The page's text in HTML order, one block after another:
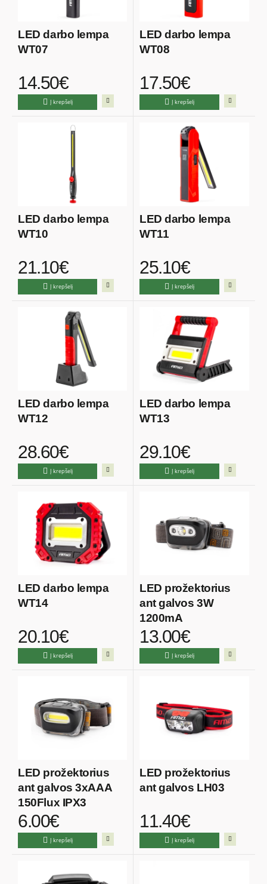
LED darbo lempa
WT07
14.50€
Į krepšelį
LED darbo lempa
WT08
17.50€
Į krepšelį
LED darbo lempa
WT10
21.10€
Į krepšelį
LED darbo lempa
WT11
25.10€
Į krepšelį
LED darbo lempa
WT12
28.60€
Į krepšelį
LED darbo lempa
WT13
29.10€
Į krepšelį
LED darbo lempa
WT14
20.10€
Į krepšelį
LED prožektorius
ant galvos 3W
1200mA
13.00€
Į krepšelį
LED prožektorius
ant galvos 3xAAA
150Flux IPX3
6.00€
Į krepšelį
LED prožektorius
ant galvos LH03
11.40€
Į krepšelį